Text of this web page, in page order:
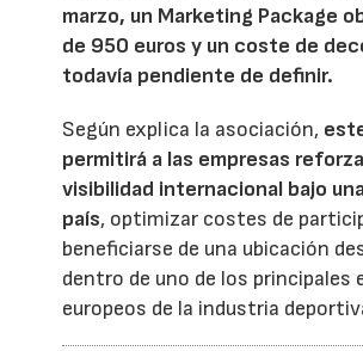
marzo, un Marketing Package
de 950 euros y un coste de
todavía pendiente de definir.
Según explica la asociación,
permitirá a las empresas
visibilidad internacional bajo
país, optimizar costes de
beneficiarse de una ubicación
dentro de uno de los principales
europeos de la industria